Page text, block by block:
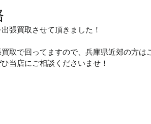
張買取させて頂きました！
取で回ってますので、兵庫県近郊の方
当店にご相談くださいませ！